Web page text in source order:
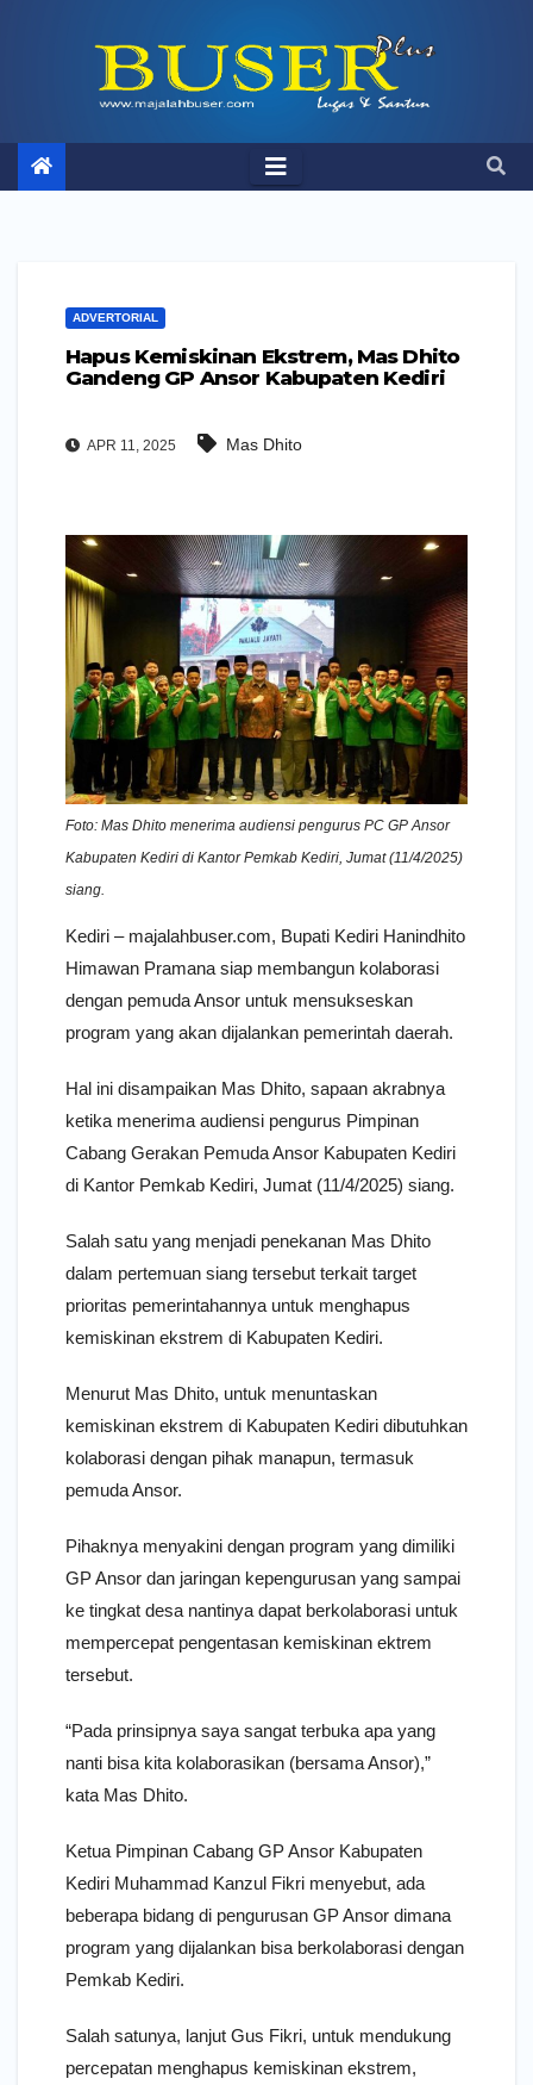
ADVERTORIAL
Hapus Kemiskinan Ekstrem, Mas Dhito
Gandeng GP Ansor Kabupaten Kediri
APR 11, 2025 Mas Dhito
Foto: Mas Dhito menerima audiensi pengurus PC GP Ansor
Kabupaten Kediri di Kantor Pemkab Kediri, Jumat (11/4/2025)
siang.
Kediri – majalahbuser.com, Bupati Kediri Hanindhito
Himawan Pramana siap membangun kolaborasi
dengan pemuda Ansor untuk mensukseskan
program yang akan dijalankan pemerintah daerah.
Hal ini disampaikan Mas Dhito, sapaan akrabnya
ketika menerima audiensi pengurus Pimpinan
Cabang Gerakan Pemuda Ansor Kabupaten Kediri
di Kantor Pemkab Kediri, Jumat (11/4/2025) siang.
Salah satu yang menjadi penekanan Mas Dhito
dalam pertemuan siang tersebut terkait target
prioritas pemerintahannya untuk menghapus
kemiskinan ekstrem di Kabupaten Kediri.
Menurut Mas Dhito, untuk menuntaskan
kemiskinan ekstrem di Kabupaten Kediri dibutuhkan
kolaborasi dengan pihak manapun, termasuk
pemuda Ansor.
Pihaknya menyakini dengan program yang dimiliki
GP Ansor dan jaringan kepengurusan yang sampai
ke tingkat desa nantinya dapat berkolaborasi untuk
mempercepat pengentasan kemiskinan ektrem
tersebut.
“Pada prinsipnya saya sangat terbuka apa yang
nanti bisa kita kolaborasikan (bersama Ansor),”
kata Mas Dhito.
Ketua Pimpinan Cabang GP Ansor Kabupaten
Kediri Muhammad Kanzul Fikri menyebut, ada
beberapa bidang di pengurusan GP Ansor dimana
program yang dijalankan bisa berkolaborasi dengan
Pemkab Kediri.
Salah satunya, lanjut Gus Fikri, untuk mendukung
percepatan menghapus kemiskinan ekstrem,